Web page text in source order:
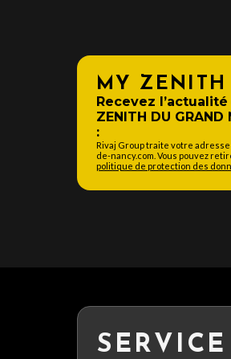
MY ZENITH
Recevez
ZENITH DU
:
Rivaj Group traite votre
de-nancy.com. Vous pouvez
politique de protection des
SERVICE